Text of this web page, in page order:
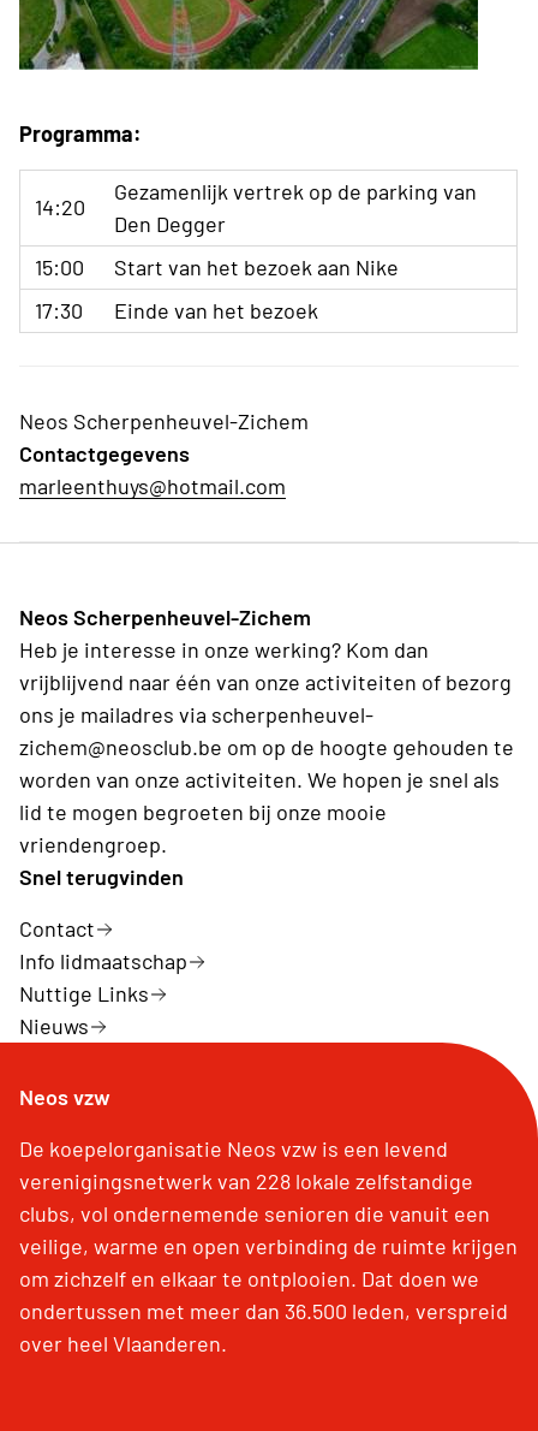
Programma:
14:20
Gezamenlijk vertrek op de parking van
Den Degger
15:00
Start van het bezoek aan Nike
17:30
Einde van het bezoek
Neos Scherpenheuvel-Zichem
Contactgegevens
marleenthuys@hotmail.com
Neos Scherpenheuvel-Zichem
Heb je interesse in onze werking? Kom dan
vrijblijvend naar één van onze activiteiten of bezorg
ons je mailadres via scherpenheuvel-
zichem@neosclub.be om op de hoogte gehouden te
worden van onze activiteiten. We hopen je snel als
lid te mogen begroeten bij onze mooie
vriendengroep.
Snel terugvinden
Contact
Info lidmaatschap
Nuttige Links
Nieuws
Neos vzw
De koepelorganisatie Neos vzw is een levend
verenigingsnetwerk van 228 lokale zelfstandige
clubs, vol ondernemende senioren die vanuit een
veilige, warme en open verbinding de ruimte krijgen
om zichzelf en elkaar te ontplooien. Dat doen we
ondertussen met meer dan 36.500 leden, verspreid
over heel Vlaanderen.